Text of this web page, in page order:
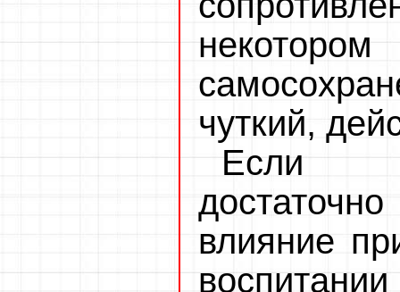
чуткий,
Если
влияние